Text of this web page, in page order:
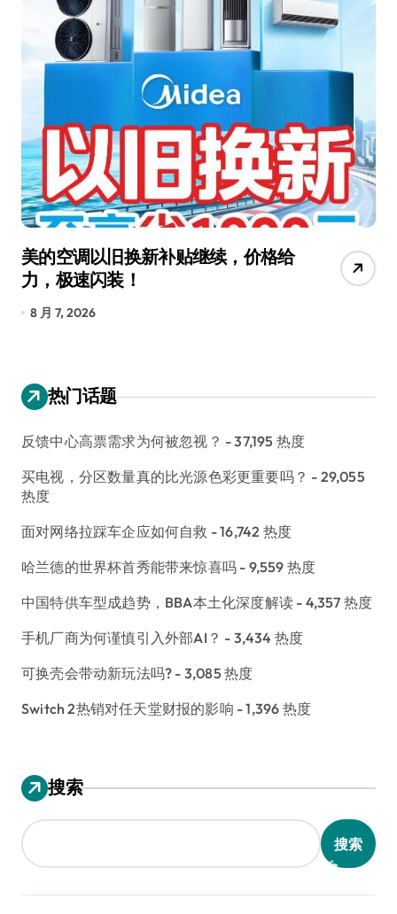
美的空调以旧换新补贴继续，价格给
力，极速闪装！
8 月 7, 2026
热门话题
反馈中心高票需求为何被忽视？ - 37,195 热度
买电视，分区数量真的比光源色彩更重要吗？ - 29,055
热度
面对网络拉踩车企应如何自救 - 16,742 热度
哈兰德的世界杯首秀能带来惊喜吗 - 9,559 热度
中国特供车型成趋势，BBA本土化深度解读 - 4,357 热度
手机厂商为何谨慎引入外部AI？ - 3,434 热度
可换壳会带动新玩法吗? - 3,085 热度
Switch 2热销对任天堂财报的影响 - 1,396 热度
搜索
搜索